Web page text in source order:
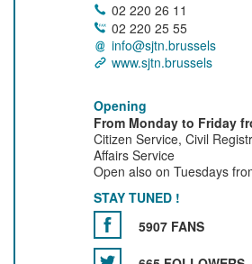
02 220 26 11
02 220 25 55
info@sjtn.brussels
www.sjtn.brussels
Opening
From Monday to Friday
Citizen Service, Civil
Affairs Service
Open also on Tuesdays
STAY TUNED !
5907 FANS